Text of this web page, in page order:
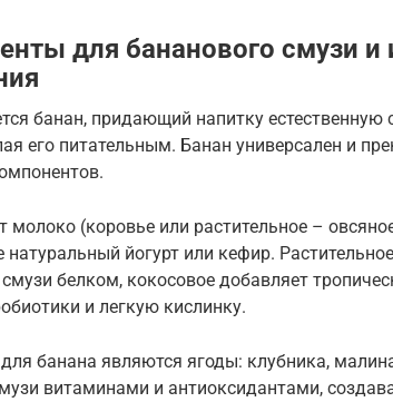
для бананового смузи и
банан, придающий напитку естественную
его питательным. Банан универсален и
(коровье или растительное –
йогурт или кефир.
белком, кокосовое добавляет
и легкую кислинку.
банана являются ягоды: клубника,
витаминами и антиоксидантами,